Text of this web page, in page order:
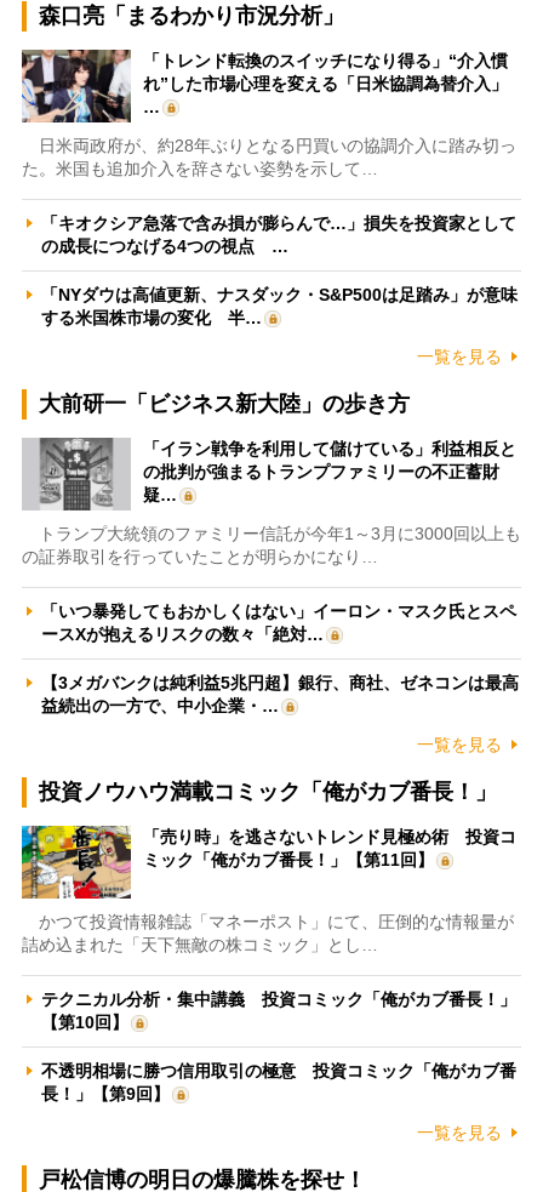
森口亮「まるわかり市況分析」
「トレンド転換のスイッチになり得る」“介入慣
れ”した市場心理を変える「日米協調為替介入」
…
日米両政府が、約28年ぶりとなる円買いの協調介入に踏み切っ
た。米国も追加介入を辞さない姿勢を示して…
「キオクシア急落で含み損が膨らんで…」損失を投資家として
の成長につなげる4つの視点 …
「NYダウは高値更新、ナスダック・S&P500は足踏み」が意味
する米国株市場の変化 半…
一覧を見る
大前研一「ビジネス新大陸」の歩き方
「イラン戦争を利用して儲けている」利益相反と
の批判が強まるトランプファミリーの不正蓄財
疑…
トランプ大統領のファミリー信託が今年1～3月に3000回以上も
の証券取引を行っていたことが明らかになり…
「いつ暴発してもおかしくはない」イーロン・マスク氏とスペ
ースXが抱えるリスクの数々「絶対…
【3メガバンクは純利益5兆円超】銀行、商社、ゼネコンは最高
益続出の一方で、中小企業・…
一覧を見る
投資ノウハウ満載コミック「俺がカブ番長！」
「売り時」を逃さないトレンド見極め術 投資コ
ミック「俺がカブ番長！」【第11回】
かつて投資情報雑誌「マネーポスト」にて、圧倒的な情報量が
詰め込まれた「天下無敵の株コミック」とし…
テクニカル分析・集中講義 投資コミック「俺がカブ番長！」
【第10回】
不透明相場に勝つ信用取引の極意 投資コミック「俺がカブ番
長！」【第9回】
一覧を見る
戸松信博の明日の爆騰株を探せ！